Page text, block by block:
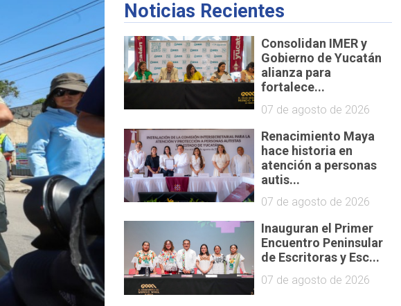
Noticias Recientes
Consolidan IMER y
Gobierno de Yucatán
alianza para
fortalece...
07 de agosto de 2026
Renacimiento Maya
hace historia en
atención a personas
autis...
07 de agosto de 2026
Inauguran el Primer
Encuentro Peninsular
de Escritoras y Esc...
07 de agosto de 2026